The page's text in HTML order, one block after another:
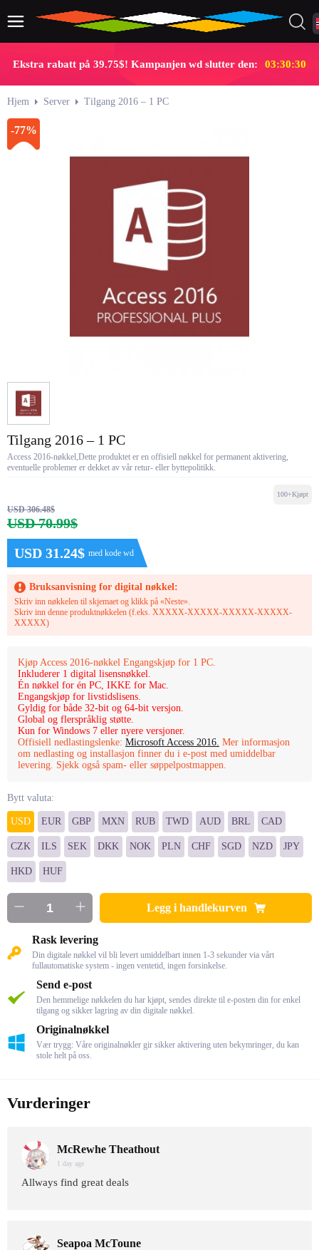
Ekstra rabatt på 39.75$! Kampanjen wd slutter den: 03:30:29
Hjem Server Tilgang 2016 – 1 PC
-77%
Tilgang 2016 – 1 PC
Access 2016-nøkkel,Dette produktet er en offisiell nøkkel for permanent aktivering,
eventuelle problemer er dekket av vår retur- eller byttepolitikk.
USD 306.48$
USD 70.99$
USD 31.24$ med kode wd
100+Kjøpt
Bruksanvisning for digital nøkkel:
Skriv inn nøkkelen til skjemaet og klikk på «Neste».
Skriv inn denne produktnøkkelen (f.eks. XXXXX-XXXXX-XXXXX-XXXXX-
XXXXX)
Kjøp Access 2016-nøkkel Engangskjøp for 1 PC.
Inkluderer 1 digital lisensnøkkel.
Én nøkkel for én PC, IKKE for Mac.
Engangskjøp for livstidslisens.
Gyldig for både 32-bit og 64-bit versjon.
Global og flerspråklig støtte.
Kun for Windows 7 eller nyere versjoner.
Offisiell nedlastingslenke: Microsoft Access 2016. Mer informasjon
om nedlasting og installasjon finner du i e-post med umiddelbar
levering. Sjekk også spam- eller søppelpostmappen.
Bytt valuta:
USD EUR GBP MXN RUB TWD AUD BRL CAD
CZK ILS SEK DKK NOK PLN CHF SGD NZD JPY
HKD HUF
Legg i handlekurven
Rask levering
Din digitale nøkkel vil bli levert umiddelbart innen 1-3 sekunder via vårt
fullautomatiske system - ingen ventetid, ingen forsinkelse.
Send e-post
Den hemmelige nøkkelen du har kjøpt, sendes direkte til e-posten din for enkel
tilgang og sikker lagring av din digitale nøkkel.
Originalnøkkel
Vær trygg: Våre originalnøkler gir sikker aktivering uten bekymringer, du kan
stole helt på oss.
Vurderinger
McRewhe Theathout
1 day age
Allways find great deals
Seapoa McToune